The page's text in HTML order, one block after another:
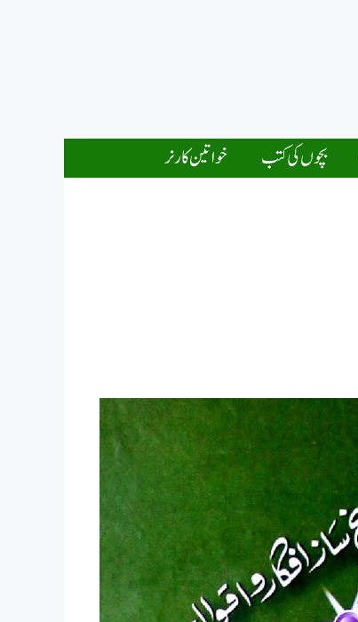
بچوں کی کتب خواتین کارنر